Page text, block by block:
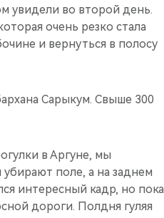
увидели во второй день.
очень резко стала
и вернуться в полосу
Сарыкум. Свыше 300
в Аргуне, мы
поле, а на заднем
интересный кадр, но пока
дороги. Полдня гуляя